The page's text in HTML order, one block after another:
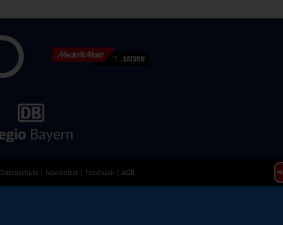
Datenschutz Newsletter Feedback AGB